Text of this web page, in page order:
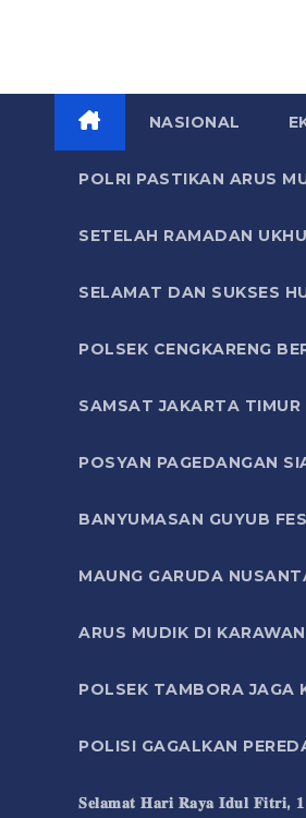
NASIONAL
POLRI PASTIKAN ARUS
SETELAH RAMADAN
SELAMAT DAN SUKSES
POLSEK CENGKARENG
SAMSAT JAKARTA TIMUR
POSYAN PAGEDANGAN
BANYUMASAN GUYUB
MAUNG GARUDA
ARUS MUDIK DI
POLSEK TAMBORA JAGA
POLISI GAGALKAN
𝐒𝐞𝐥𝐚𝐦𝐚𝐭 𝐇𝐚𝐫𝐢 𝐑𝐚𝐲𝐚 𝐈𝐝𝐮𝐥